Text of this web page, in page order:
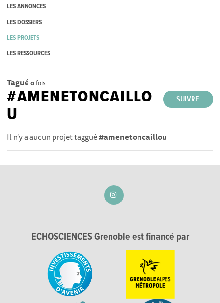
LES ANNONCES
LES DOSSIERS
LES PROJETS
LES RESSOURCES
Tagué 0fois
SUIVRE
#AMENETONCAILLO
U
Il n'y a aucun projet taggué#amenetoncaillou
ECHOSCIENCES Grenoble est financé par